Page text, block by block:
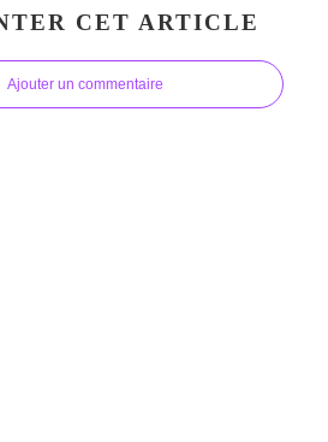
CET ARTICLE
Ajouter un commentaire